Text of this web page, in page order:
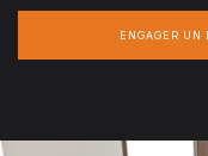
ENGAGER UN